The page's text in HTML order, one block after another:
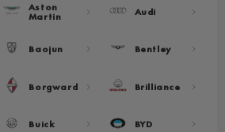
Aston
Martin Audi
Baojun Bentley
Borgward Brilliance
Buick BYD